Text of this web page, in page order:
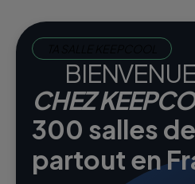
BIENVENUE
CHEZ
300 salles
partout en